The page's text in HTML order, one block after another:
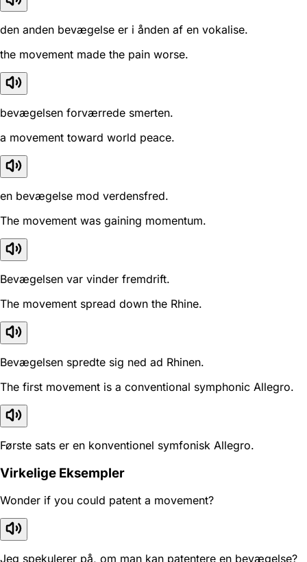
den anden bevægelse er i ånden af en vokalise.
the movement made the pain worse.
bevægelsen forværrede smerten.
a movement toward world peace.
en bevægelse mod verdensfred.
The movement was gaining momentum.
Bevægelsen var vinder fremdrift.
The movement spread down the Rhine.
Bevægelsen spredte sig ned ad Rhinen.
The first movement is a conventional symphonic Allegro.
Første sats er en konventionel symfonisk Allegro.
Virkelige Eksempler
Wonder if you could patent a movement?
Jeg spekulerer på, om man kan patentere en bevægelse?